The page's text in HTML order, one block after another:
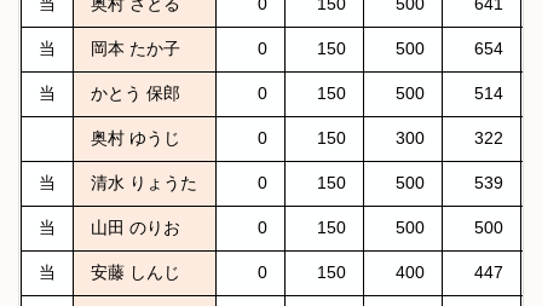
当 奥村 さとる 0 150 500 641
当 岡本 たか子 0 150 500 654
当 かとう 保郎 0 150 500 514
奥村 ゆうじ 0 150 300 322
当 清水 りょうた 0 150 500 539
当 山田 のりお 0 150 500 500
当 安藤 しんじ 0 150 400 447